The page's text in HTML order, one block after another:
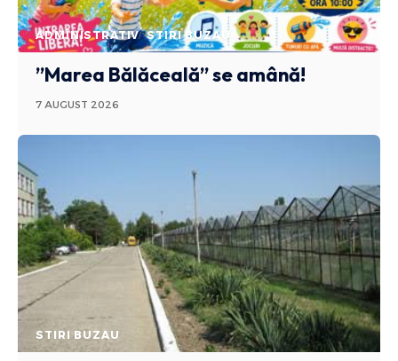
ADMINISTRATIV STIRI BUZAU
”Marea Bălăceală” se amână!
7 AUGUST 2026
STIRI BUZAU